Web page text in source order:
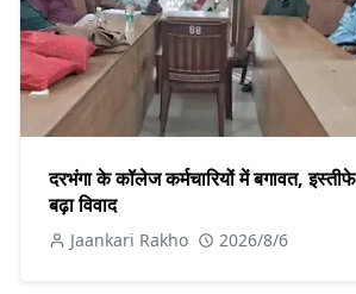
दरभंगा के कॉलेज कर्मचारियों में बगावत,
बढ़ा विवाद
Jaankari Rakho 2026/8/6